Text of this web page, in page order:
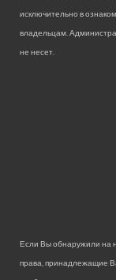
исключительно в
владельцам.
не несет.
Если Вы обнаружили на
права, принадлежащие